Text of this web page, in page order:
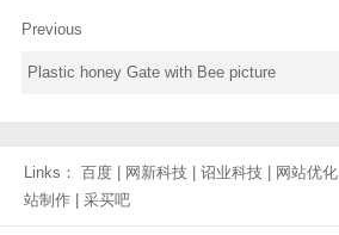
Previous
Plastic honey Gate with Bee picture
Links： 百度 | 网新科技 | 诏业科技 | 网站优化
站制作 | 采买吧